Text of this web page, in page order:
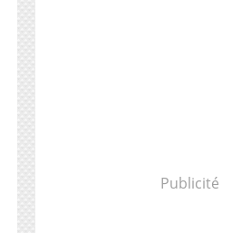
Publicité